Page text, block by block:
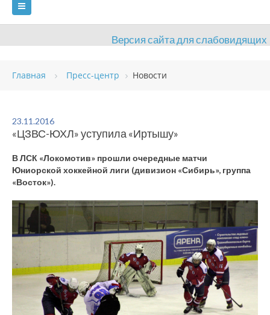
Версия сайта для слабовидящих
ГЛАВНАЯ
ВИДЫ СПОРТА
ОЦЕНКА КАЧЕСТВА ОБРАЗОВАНИЯ ВАКАНСИИ
Главная Пресс-центр Новости
23.11.2016
«ЦЗВС-ЮХЛ» уступила «Иртышу»
В ЛСК «Локомотив» прошли очередные матчи
Юниорской хоккейной лиги (дивизион «Сибирь», группа
«Восток»).